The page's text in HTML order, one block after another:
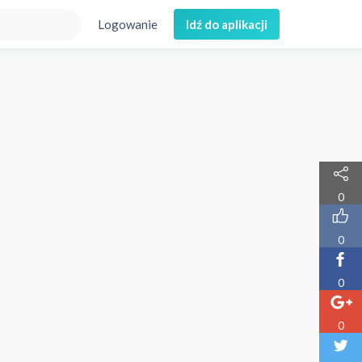
Logowanie Idź do aplikacji
0
0
0
0